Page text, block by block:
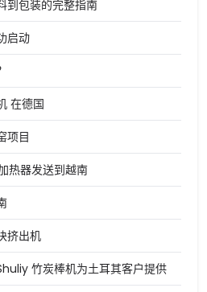
到包装的完整指南
启动
在德国
项目
热器发送到越南
挤出机
竹炭棒机为土耳其客户提供